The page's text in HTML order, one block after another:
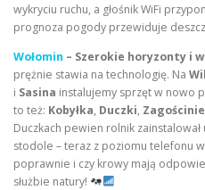
wykryciu ruchu, a głośnik WiFi
prognoza pogody przewiduje
Wołomin – Szerokie horyzonty i
prężnie stawia na technologię. Na
i Sasina instalujemy sprzęt w nowo
to też: Kobyłka, Duczki,
Duczkach pewien rolnik
stodole – teraz z poziomu telefonu
poprawnie i czy krowy mają
służbie natury!